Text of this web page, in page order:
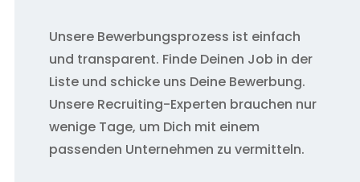
Unsere Bewerbungsprozess ist einfach
und transparent. Finde Deinen Job in der
Liste und schicke uns Deine Bewerbung.
Unsere Recruiting-Experten brauchen nur
wenige Tage, um Dich mit einem
passenden Unternehmen zu vermitteln.